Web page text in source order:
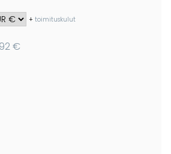
+toimituskulut
€